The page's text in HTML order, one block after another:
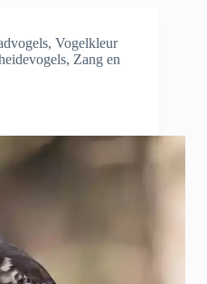
, Vogelkleur
, Zang en